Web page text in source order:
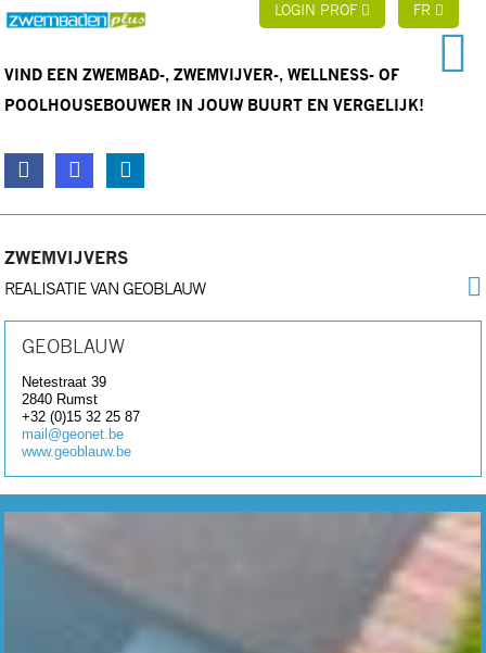
LOGIN PROF FR
VIND EEN ZWEMBAD-, ZWEMVIJVER-, WELLNESS- OF
POOLHOUSEBOUWER IN JOUW BUURT EN VERGELIJK!
ZWEMVIJVERS
REALISATIE VAN GEOBLAUW
GEOBLAUW
Netestraat 39
2840 Rumst
+32 (0)15 32 25 87
mail@geonet.be
www.geoblauw.be